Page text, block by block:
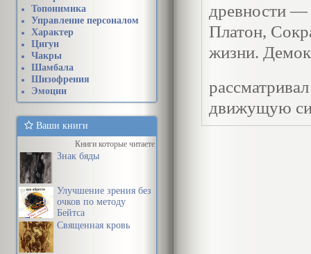
Топонимика
Управление персоналом
Характер
Цигун
Чакры
Шамбала
Шизофрения
Эмоции
Ваши книги
Книги которые читаете
Знак бяды
Улучшение зрения без
очков по методу
Бейтса
Священная кровь
древности —
Платон,
жизни.
движущую